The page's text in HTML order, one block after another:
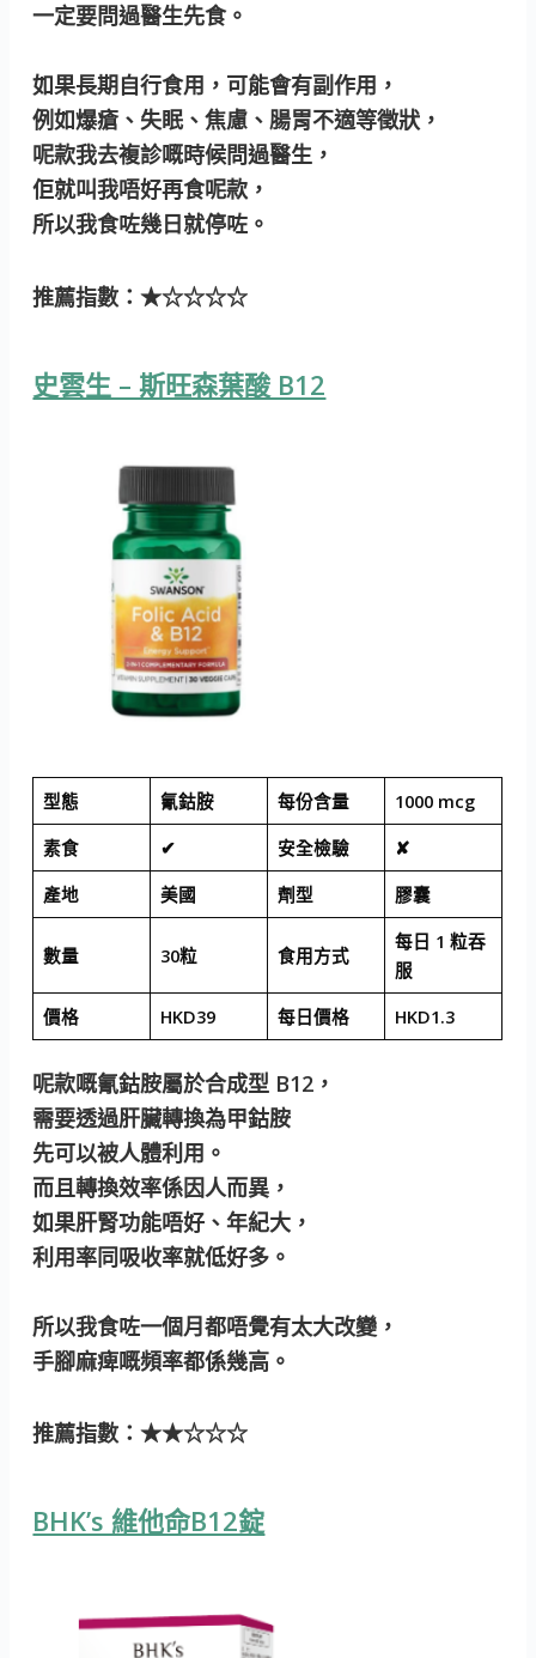
一定要問過醫生先食。
如果長期自行食用，可能會有副作用，
例如爆瘡、失眠、焦慮、腸胃不適等徵狀，
呢款我去複診嘅時候問過醫生，
佢就叫我唔好再食呢款，
所以我食咗幾日就停咗。
推薦指數：★☆☆☆☆
史雲生 – 斯旺森葉酸 B12
型態 氰鈷胺 每份含量
1000 mcg
素食
✔ 安全檢驗
✘
產地
美國 劑型 膠囊
數量 30粒 食用方式
每日 1 粒吞
服
價格
HKD39 每日價格 HKD1.3
呢款嘅氰鈷胺屬於合成型 B12，
需要透過肝臟轉換為甲鈷胺
先可以被人體利用。
而且轉換效率係因人而異，
如果肝腎功能唔好、年紀大，
利用率同吸收率就低好多。
所以我食咗一個月都唔覺有太大改變，
手腳麻痺嘅頻率都係幾高。
推薦指數：★★☆☆☆
BHK’s 維他命B12錠